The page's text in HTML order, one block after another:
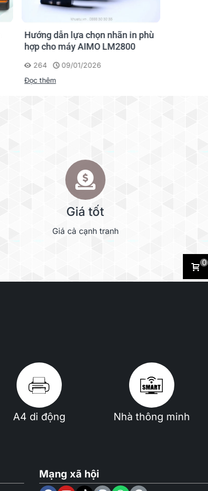
Hướng dẫn lựa chọn nhãn in phù
hợp cho máy AIMO LM2800
264
09/01/2026
Đọc thêm
Giá tốt
Giá cả cạnh tranh
A4 di động Nhà thông minh
Mạng xã hội
0